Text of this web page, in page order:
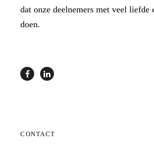
dat onze deelnemers met veel liefde
doen.
CONTACT